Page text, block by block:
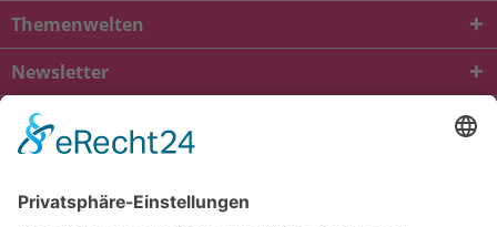
Themenwelten
Newsletter
* Alle Preise inkl. gesetzl. Mehrwertsteuer zzgl.
und ggf.
Nachnahmegebühren, wenn nicht anders beschrieben
viba.de
4.90von5.00bei1685